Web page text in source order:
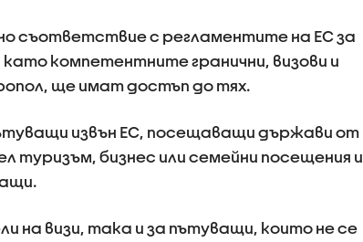
съответствие с регламентите на ЕС за
компетентните гранични, визови и
ще имат достъп до тях.
извън ЕС, посещаващи държави от
туризъм, бизнес или семейни посещения и
на визи, така и за пътуващи, които не се